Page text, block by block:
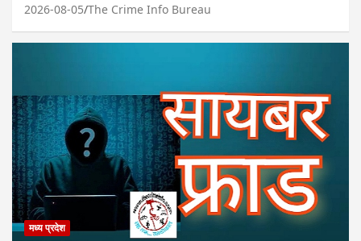
2026-08-05 The Crime Info Bureau
मध्य प्रदेश